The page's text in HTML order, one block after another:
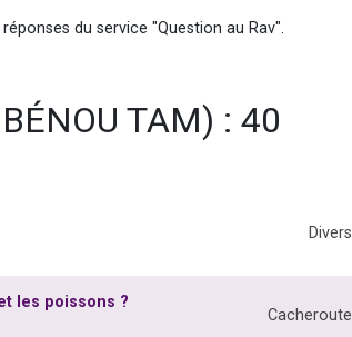
du service "Question au Rav".
TAM) : 40
Divers
les poissons ?
Cacheroute